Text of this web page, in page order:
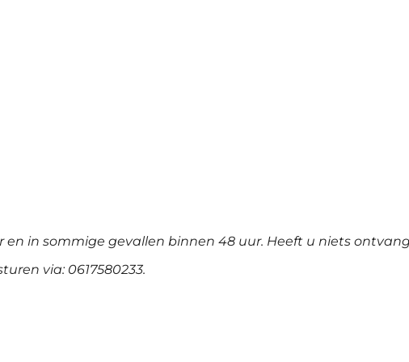
in sommige gevallen binnen 48 uur. Heeft u niets
via: 0617580233.